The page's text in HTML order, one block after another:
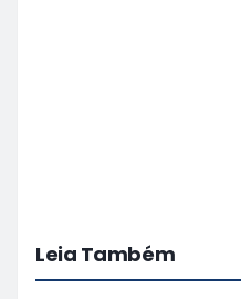
Leia Também